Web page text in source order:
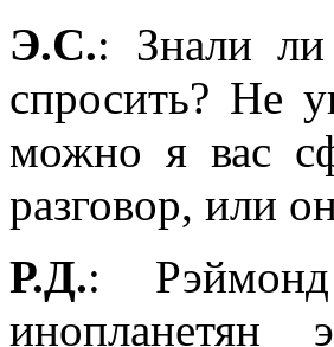
Э.С.: Знали ли
спросить? Не
можно я вас
разговор, или
Р.Д.:
инопланетян